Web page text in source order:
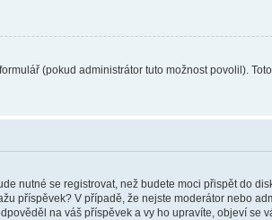
(pokud administrátor tuto možnost povolil).
nutné se registrovat, než budete moci přispět do
příspěvek? V případě, že nejste moderátor nebo
na váš příspěvek a vy ho upravíte, objeví se